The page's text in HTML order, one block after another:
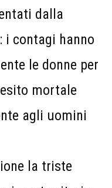
dalla
i contagi hanno
le donne per
mortale
agli uomini
la triste